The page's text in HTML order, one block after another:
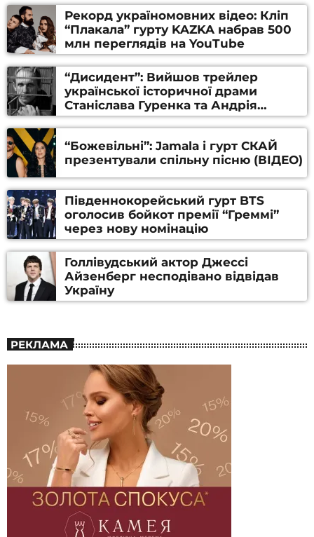
Рекорд україномовних відео: Кліп
“Плакала” гурту KAZKA набрав 500
млн переглядів на YouTube
“Дисидент”: Вийшов трейлер
української історичної драми
Станіслава Гуренка та Андрія
Алфьорова (ВІДЕО)
“Божевільні”: Jamala і гурт СКАЙ
презентували спільну пісню (ВІДЕО)
Південнокорейський гурт BTS
оголосив бойкот премії “Греммі”
через нову номінацію
Голлівудський актор Джессі
Айзенберг несподівано відвідав
Україну
РЕКЛАМА